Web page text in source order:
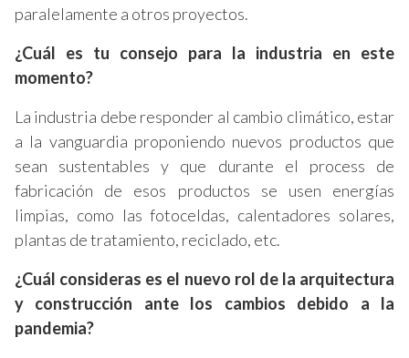
paralelamente a otros proyectos.
¿Cuál es tu consejo para la industria en este
momento?
La industria debe responder al cambio climático, estar
a la vanguardia proponiendo nuevos productos que
sean sustentables y que durante el process de
fabricación de esos productos se usen energías
limpias, como las fotoceldas, calentadores solares,
plantas de tratamiento, reciclado, etc.
¿Cuál consideras es el nuevo rol de la arquitectura
y construcción ante los cambios debido a la
pandemia?